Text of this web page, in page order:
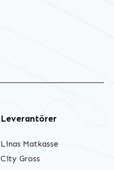
Leverantörer
Linas Matkasse
City Gross